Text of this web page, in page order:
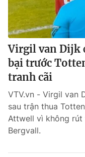
Virgil van Dijk
bại trước
tranh cãi
VTV.vn - Virgil van
sau trận thua
Attwell vì không rút
Bergvall.